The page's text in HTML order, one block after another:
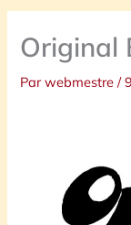
Original
Parwebmestre/